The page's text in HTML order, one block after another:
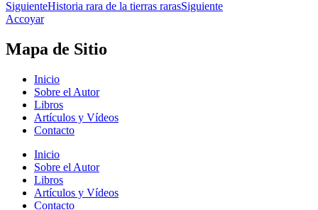
SiguienteHistoria rara de la tierras rarasSiguiente
Accoyar
Mapa de Sitio
Inicio
Sobre el Autor
Libros
Artículos y Vídeos
Contacto
Inicio
Sobre el Autor
Libros
Artículos y Vídeos
Contacto